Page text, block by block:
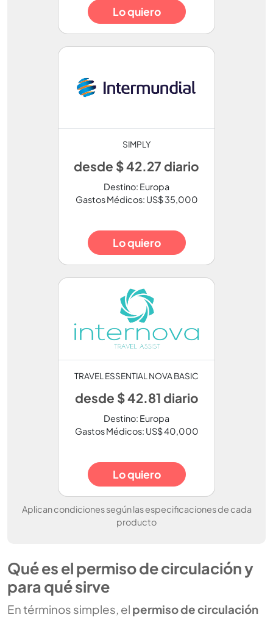
Lo quiero
SIMPLY
desde $ 42.27 diario
Destino: Europa
Gastos Médicos: US$ 35,000
Lo quiero
TRAVEL ESSENTIAL NOVA BASIC
desde $ 42.81 diario
Destino: Europa
Gastos Médicos: US$ 40,000
Lo quiero
Aplican condiciones según las especificaciones de cada
producto
Qué es el permiso de circulación y
para qué sirve
En términos simples, el permiso de circulación